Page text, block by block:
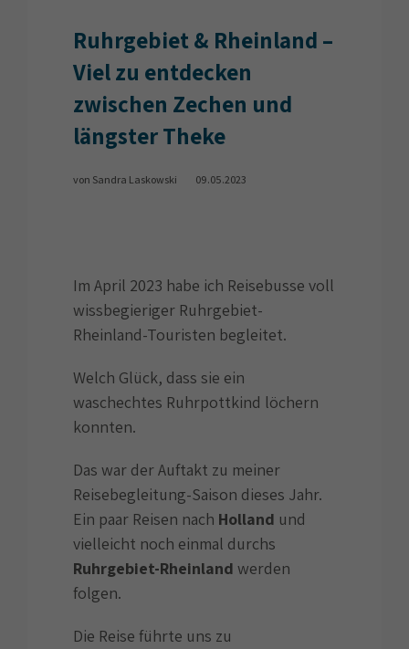
Ruhrgebiet & Rheinland –
Viel zu entdecken
zwischen Zechen und
längster Theke
von Sandra Laskowski 09.05.2023
Im April 2023 habe ich Reisebusse voll
wissbegieriger Ruhrgebiet-
Rheinland-Touristen begleitet.
Welch Glück, dass sie ein
waschechtes Ruhrpottkind löchern
konnten.
Das war der Auftakt zu meiner
Reisebegleitung-Saison dieses Jahr.
Ein paar Reisen nach Holland und
vielleicht noch einmal durchs
Ruhrgebiet-Rheinland werden
folgen.
Die Reise führte uns zu